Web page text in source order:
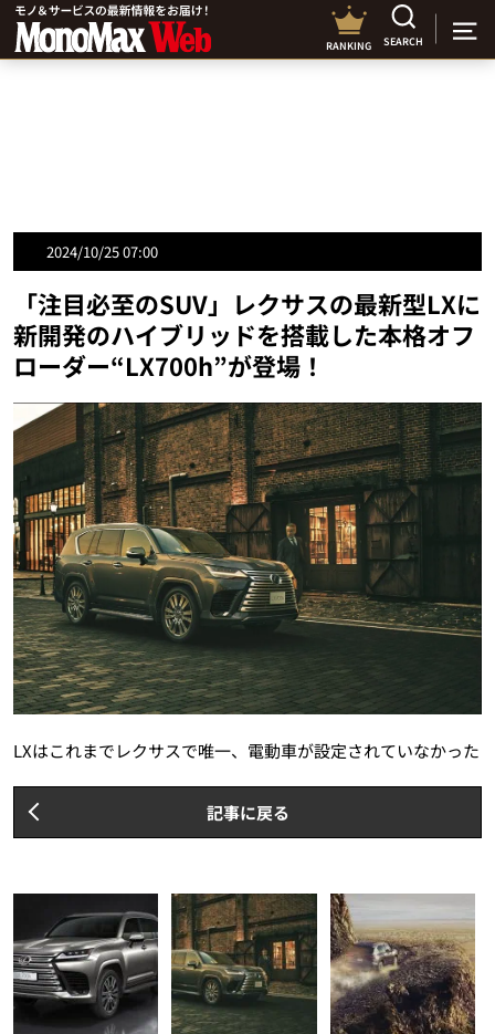
RANKING SEARCH
2024/10/25 07:00
「注目必至のSUV」レクサスの最新型LXに
新開発のハイブリッドを搭載した本格オフ
ローダー“LX700h”が登場！
LXはこれまでレクサスで唯一、電動車が設定されていなかった
記事に戻る